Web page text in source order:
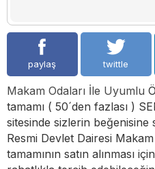
paylaş twittle
Makam Odaları İle Uyumlu
tamamı ( 50´den fazlası )
sitesinde sizlerin beğenisine
Resmi Devlet Dairesi
tamamının satın alınması